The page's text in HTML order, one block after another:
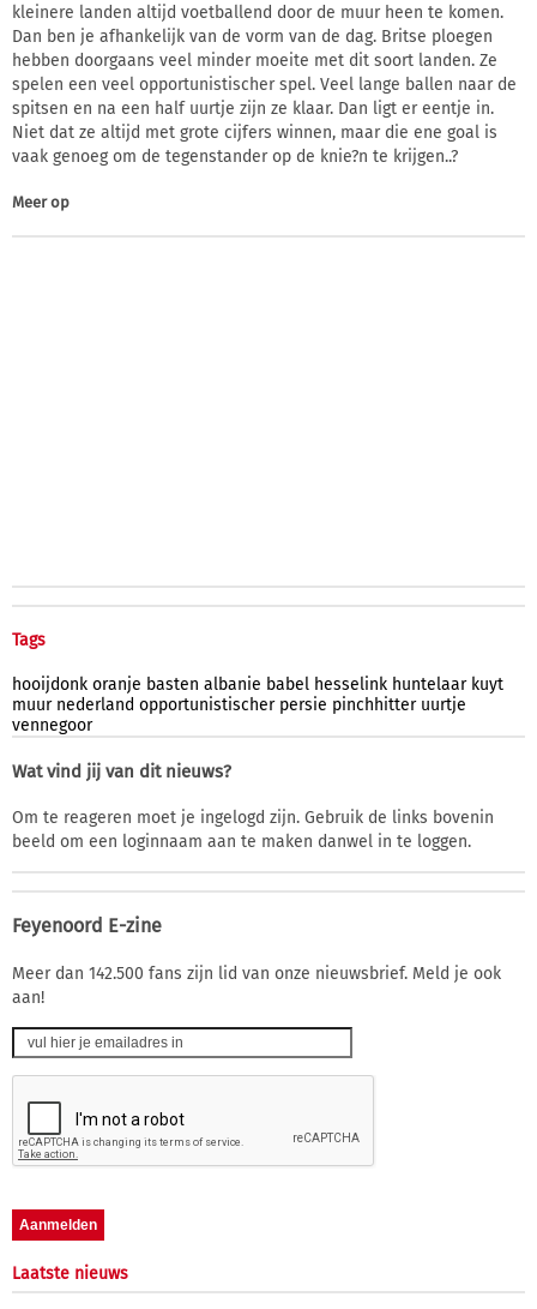
kleinere landen altijd voetballend door de muur heen te komen.
Dan ben je afhankelijk van de vorm van de dag. Britse ploegen
hebben doorgaans veel minder moeite met dit soort landen. Ze
spelen een veel opportunistischer spel. Veel lange ballen naar de
spitsen en na een half uurtje zijn ze klaar. Dan ligt er eentje in.
Niet dat ze altijd met grote cijfers winnen, maar die ene goal is
vaak genoeg om de tegenstander op de knie?n te krijgen..?
Meer op
Tags
hooijdonk oranje basten albanie babel hesselink huntelaar kuyt
muur nederland opportunistischer persie pinchhitter uurtje
vennegoor
Wat vind jij van dit nieuws?
Om te reageren moet je ingelogd zijn. Gebruik de links bovenin
beeld om een loginnaam aan te maken danwel in te loggen.
Feyenoord E-zine
Meer dan 142.500 fans zijn lid van onze nieuwsbrief. Meld je ook
aan!
Laatste nieuws